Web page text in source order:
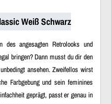
Weiß Schwarz
des angesagten Retrolooks und
bringen? Dann musst du dir den
ansehen. Zweifellos wirst
Farbgebung und sein feminines
geprägt, passt er genau in